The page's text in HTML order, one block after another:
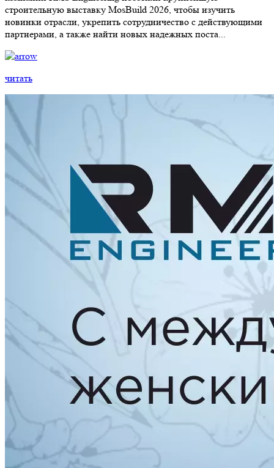
строительную выставку MosBuild 2026, чтобы изучить
новинки отрасли, укрепить сотрудничество с действующими
партнерами, а также найти новых надежных поста...
читать